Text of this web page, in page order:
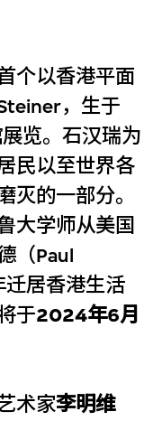
个以香港平面
，生于
览。石汉瑞为
民以至世界各
灭的一部分。
大学师从美国
（Paul
迁居香港生活
于2024年6月
术家李明维